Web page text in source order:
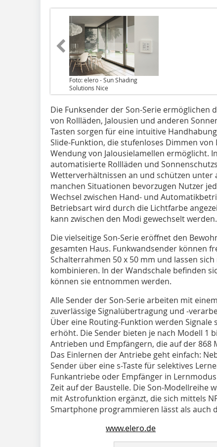
Foto: elero - Sun Shading
Solutions Nice
Die Funksender der Son-Serie
von Rollläden, Jalousien und anderen
Tasten sorgen für eine intuitive
Slide-Funktion, die stufenloses Dimmen
Wendung von Jalousielamellen ermöglicht.
automatisierte Rollläden und
Wetterverhältnissen an und schützen unter
manchen Situationen bevorzugen Nutzer
Wechsel zwischen Hand- und
Betriebsart wird durch die Lichtfarbe
kann zwischen den Modi gewechselt werden.
Die vielseitige Son-Serie eröffnet den
gesamten Haus. Funkwandsender können
Schalterrahmen 50 x 50 mm und lassen
kombinieren. In der Wandschale befinden
können sie entnommen werden.
Alle Sender der Son-Serie arbeiten mit
zuverlässige Signalübertragung und -
Über eine Routing-Funktion werden
erhöht. Die Sender bieten je nach Modell 1
Antrieben und Empfängern, die auf der 868
Das Einlernen der Antriebe geht einfach:
Sender über eine s-Taste für selektives
Funkantriebe oder Empfänger in
Zeit auf der Baustelle. Die Son-Modellreihe
mit Astrofunktion ergänzt, die sich mittels
Smartphone programmieren lässt als auch
www.elero.de